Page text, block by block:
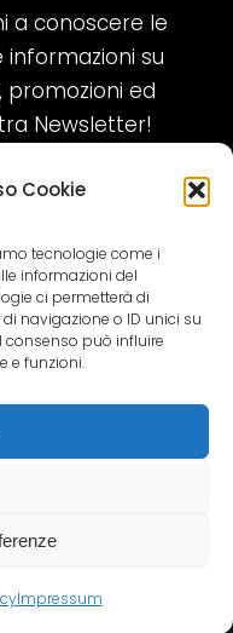
Cookie
tecnologie come i
informazioni del
ci permetterà di
navigazione o ID unici su
consenso può influire
e funzioni.
Impressum
a conoscere le
informazioni su
ed
Newsletter!
SOCIAL
TOURISM
– P.IVA: